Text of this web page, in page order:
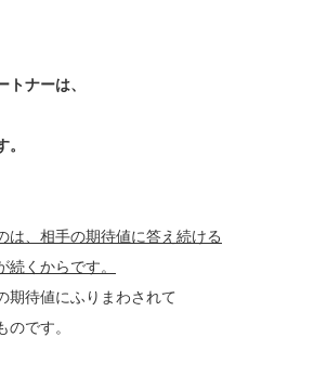
トナーは、
は、相手の期待値に答え続ける
くからです。
期待値にふりまわされて
です。